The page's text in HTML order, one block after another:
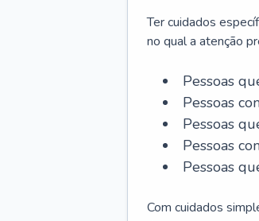
Ter cuidados
no qual a atenção
Pessoas
Pessoas
Pessoas
Pessoas
Pessoas
Com cuidados